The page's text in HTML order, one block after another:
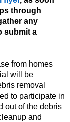
through
any
submit a
from homes
will be
removal
to participate in
out of the debris
and